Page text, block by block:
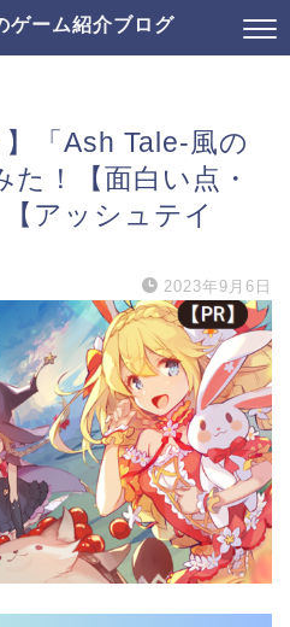
ゲーム紹介ブログ
】「Ash Tale-風の
！【面白い点・
アッシュテイ
2023年9月6日